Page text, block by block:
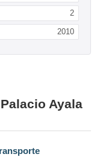
2
2010
Ayala